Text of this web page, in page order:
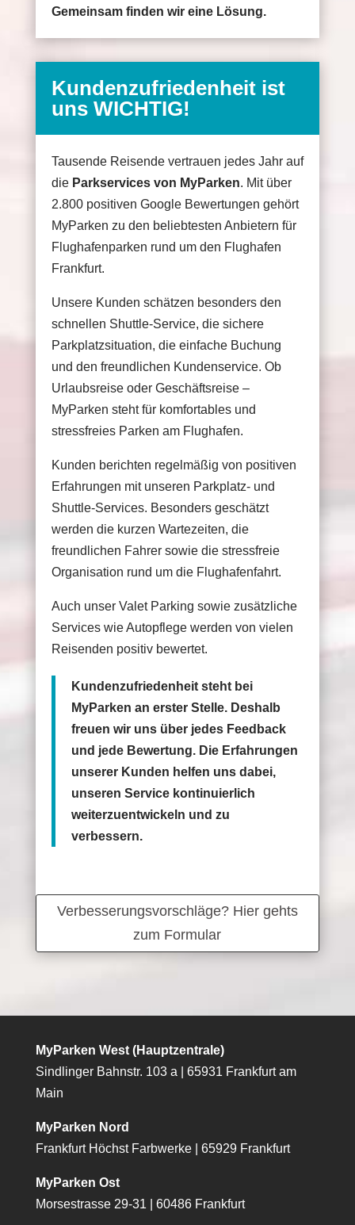
Gemeinsam finden wir eine Lösung.
Kundenzufriedenheit ist
uns WICHTIG!
Tausende Reisende vertrauen jedes Jahr auf
die Parkservices von MyParken. Mit über
2.800 positiven Google Bewertungen gehört
MyParken zu den beliebtesten Anbietern für
Flughafenparken rund um den Flughafen
Frankfurt.
Unsere Kunden schätzen besonders den
schnellen Shuttle-Service, die sichere
Parkplatzsituation, die einfache Buchung
und den freundlichen Kundenservice. Ob
Urlaubsreise oder Geschäftsreise –
MyParken steht für komfortables und
stressfreies Parken am Flughafen.
Kunden berichten regelmäßig von positiven
Erfahrungen mit unseren Parkplatz- und
Shuttle-Services. Besonders geschätzt
werden die kurzen Wartezeiten, die
freundlichen Fahrer sowie die stressfreie
Organisation rund um die Flughafenfahrt.
Auch unser Valet Parking sowie zusätzliche
Services wie Autopflege werden von vielen
Reisenden positiv bewertet.
Kundenzufriedenheit steht bei
MyParken an erster Stelle. Deshalb
freuen wir uns über jedes Feedback
und jede Bewertung. Die Erfahrungen
unserer Kunden helfen uns dabei,
unseren Service kontinuierlich
weiterzuentwickeln und zu
verbessern.
Verbesserungsvorschläge? Hier gehts
zum Formular
MyParken West (Hauptzentrale)
Sindlinger Bahnstr. 103 a | 65931 Frankfurt am
Main
MyParken Nord
Frankfurt Höchst Farbwerke | 65929 Frankfurt
MyParken Ost
Morsestrasse 29-31 | 60486 Frankfurt